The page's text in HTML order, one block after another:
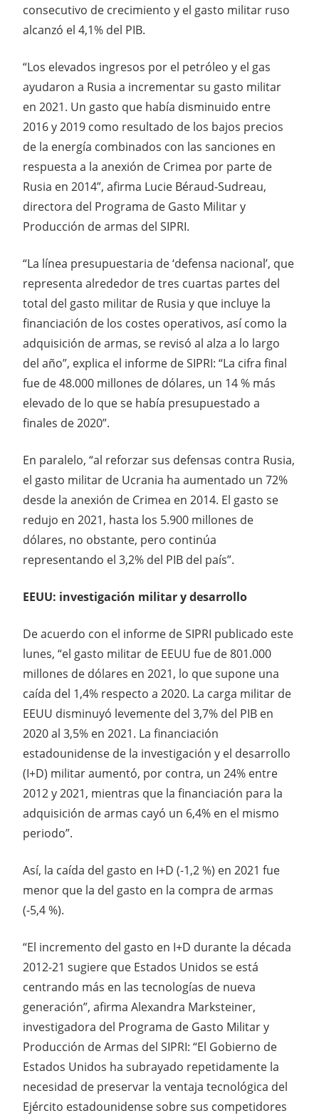
consecutivo de crecimiento y el gasto militar ruso
alcanzó el 4,1% del PIB.
“Los elevados ingresos por el petróleo y el gas
ayudaron a Rusia a incrementar su gasto militar
en 2021. Un gasto que había disminuido entre
2016 y 2019 como resultado de los bajos precios
de la energía combinados con las sanciones en
respuesta a la anexión de Crimea por parte de
Rusia en 2014”, afirma Lucie Béraud-Sudreau,
directora del Programa de Gasto Militar y
Producción de armas del SIPRI.
“La línea presupuestaria de ‘defensa nacional’, que
representa alrededor de tres cuartas partes del
total del gasto militar de Rusia y que incluye la
financiación de los costes operativos, así como la
adquisición de armas, se revisó al alza a lo largo
del año”, explica el informe de SIPRI: “La cifra final
fue de 48.000 millones de dólares, un 14 % más
elevado de lo que se había presupuestado a
finales de 2020”.
En paralelo, “al reforzar sus defensas contra Rusia,
el gasto militar de Ucrania ha aumentado un 72%
desde la anexión de Crimea en 2014. El gasto se
redujo en 2021, hasta los 5.900 millones de
dólares, no obstante, pero continúa
representando el 3,2% del PIB del país”.
EEUU: investigación militar y desarrollo
De acuerdo con el informe de SIPRI publicado este
lunes, “el gasto militar de EEUU fue de 801.000
millones de dólares en 2021, lo que supone una
caída del 1,4% respecto a 2020. La carga militar de
EEUU disminuyó levemente del 3,7% del PIB en
2020 al 3,5% en 2021. La financiación
estadounidense de la investigación y el desarrollo
(I+D) militar aumentó, por contra, un 24% entre
2012 y 2021, mientras que la financiación para la
adquisición de armas cayó un 6,4% en el mismo
periodo”.
Así, la caída del gasto en I+D (-1,2 %) en 2021 fue
menor que la del gasto en la compra de armas
(-5,4 %).
“El incremento del gasto en I+D durante la década
2012-21 sugiere que Estados Unidos se está
centrando más en las tecnologías de nueva
generación”, afirma Alexandra Marksteiner,
investigadora del Programa de Gasto Militar y
Producción de Armas del SIPRI: “El Gobierno de
Estados Unidos ha subrayado repetidamente la
necesidad de preservar la ventaja tecnológica del
Ejército estadounidense sobre sus competidores